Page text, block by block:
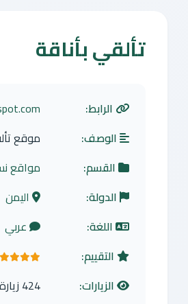
تألقي بأناقة
الرابط:
الوصف:
موقع
القسم:
مواقع
الدولة:
اليمن
اللغة:
عربي
التقييم:
5.0 من 5 نجوم
الزيارات:
424 زيارة